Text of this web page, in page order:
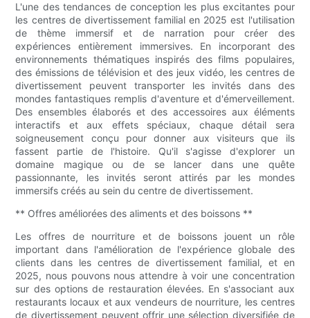
L'une des tendances de conception les plus excitantes pour
les centres de divertissement familial en 2025 est l'utilisation
de thème immersif et de narration pour créer des
expériences entièrement immersives. En incorporant des
environnements thématiques inspirés des films populaires,
des émissions de télévision et des jeux vidéo, les centres de
divertissement peuvent transporter les invités dans des
mondes fantastiques remplis d'aventure et d'émerveillement.
Des ensembles élaborés et des accessoires aux éléments
interactifs et aux effets spéciaux, chaque détail sera
soigneusement conçu pour donner aux visiteurs que ils
fassent partie de l'histoire. Qu'il s'agisse d'explorer un
domaine magique ou de se lancer dans une quête
passionnante, les invités seront attirés par les mondes
immersifs créés au sein du centre de divertissement.
** Offres améliorées des aliments et des boissons **
Les offres de nourriture et de boissons jouent un rôle
important dans l'amélioration de l'expérience globale des
clients dans les centres de divertissement familial, et en
2025, nous pouvons nous attendre à voir une concentration
sur des options de restauration élevées. En s'associant aux
restaurants locaux et aux vendeurs de nourriture, les centres
de divertissement peuvent offrir une sélection diversifiée de